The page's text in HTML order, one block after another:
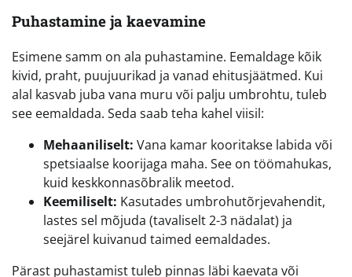
Puhastamine ja kaevamine
Esimene samm on ala puhastamine. Eemaldage kõik
kivid, praht, puujuurikad ja vanad ehitusjäätmed. Kui
alal kasvab juba vana muru või palju umbrohtu, tuleb
see eemaldada. Seda saab teha kahel viisil:
Mehaaniliselt: Vana kamar kooritakse labida või
spetsiaalse koorijaga maha. See on töömahukas,
kuid keskkonnasõbralik meetod.
Keemiliselt: Kasutades umbrohutõrjevahendit,
lastes sel mõjuda (tavaliselt 2-3 nädalat) ja
seejärel kuivanud taimed eemaldades.
Pärast puhastamist tuleb pinnas läbi kaevata või